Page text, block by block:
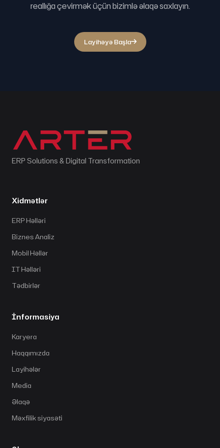
reallığa çevirmək üçün bizimlə əlaqə saxlayın.
Layihəyə Başla
ERP Solutions & Digital Transformation
Xidmətlər
ERP Həlləri
Biznes Analiz
Mobil Həllər
IT Həlləri
Tədbirlər
İnformasiya
Karyera
Haqqımızda
Layihələr
Media
Əlaqə
Məxfilik siyasəti